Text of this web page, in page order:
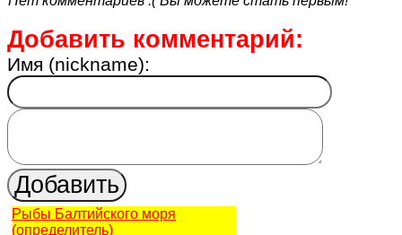
Добавить комментарий:
Имя (nickname):
Рыбы Балтийского моря
(определитель)